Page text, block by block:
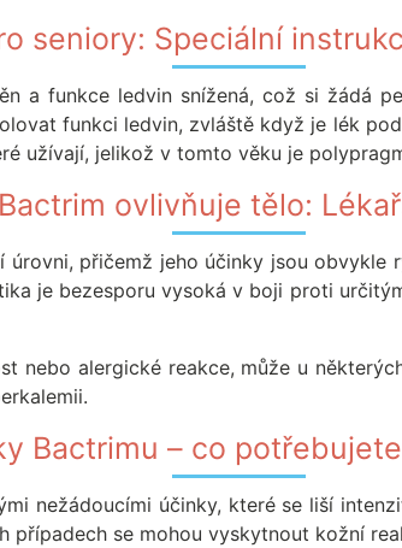
seniory: Speciální
a funkce ledvin snížená, což si žádá
funkci ledvin, zvláště když je lék
užívají, jelikož v tomto věku je
ovlivňuje tělo:
přičemž jeho účinky jsou obvykle
je bezesporu vysoká v boji proti
nebo alergické reakce, může u
Bactrimu – co
nežádoucími účinky, které se liší
případech se mohou vyskytnout kožní